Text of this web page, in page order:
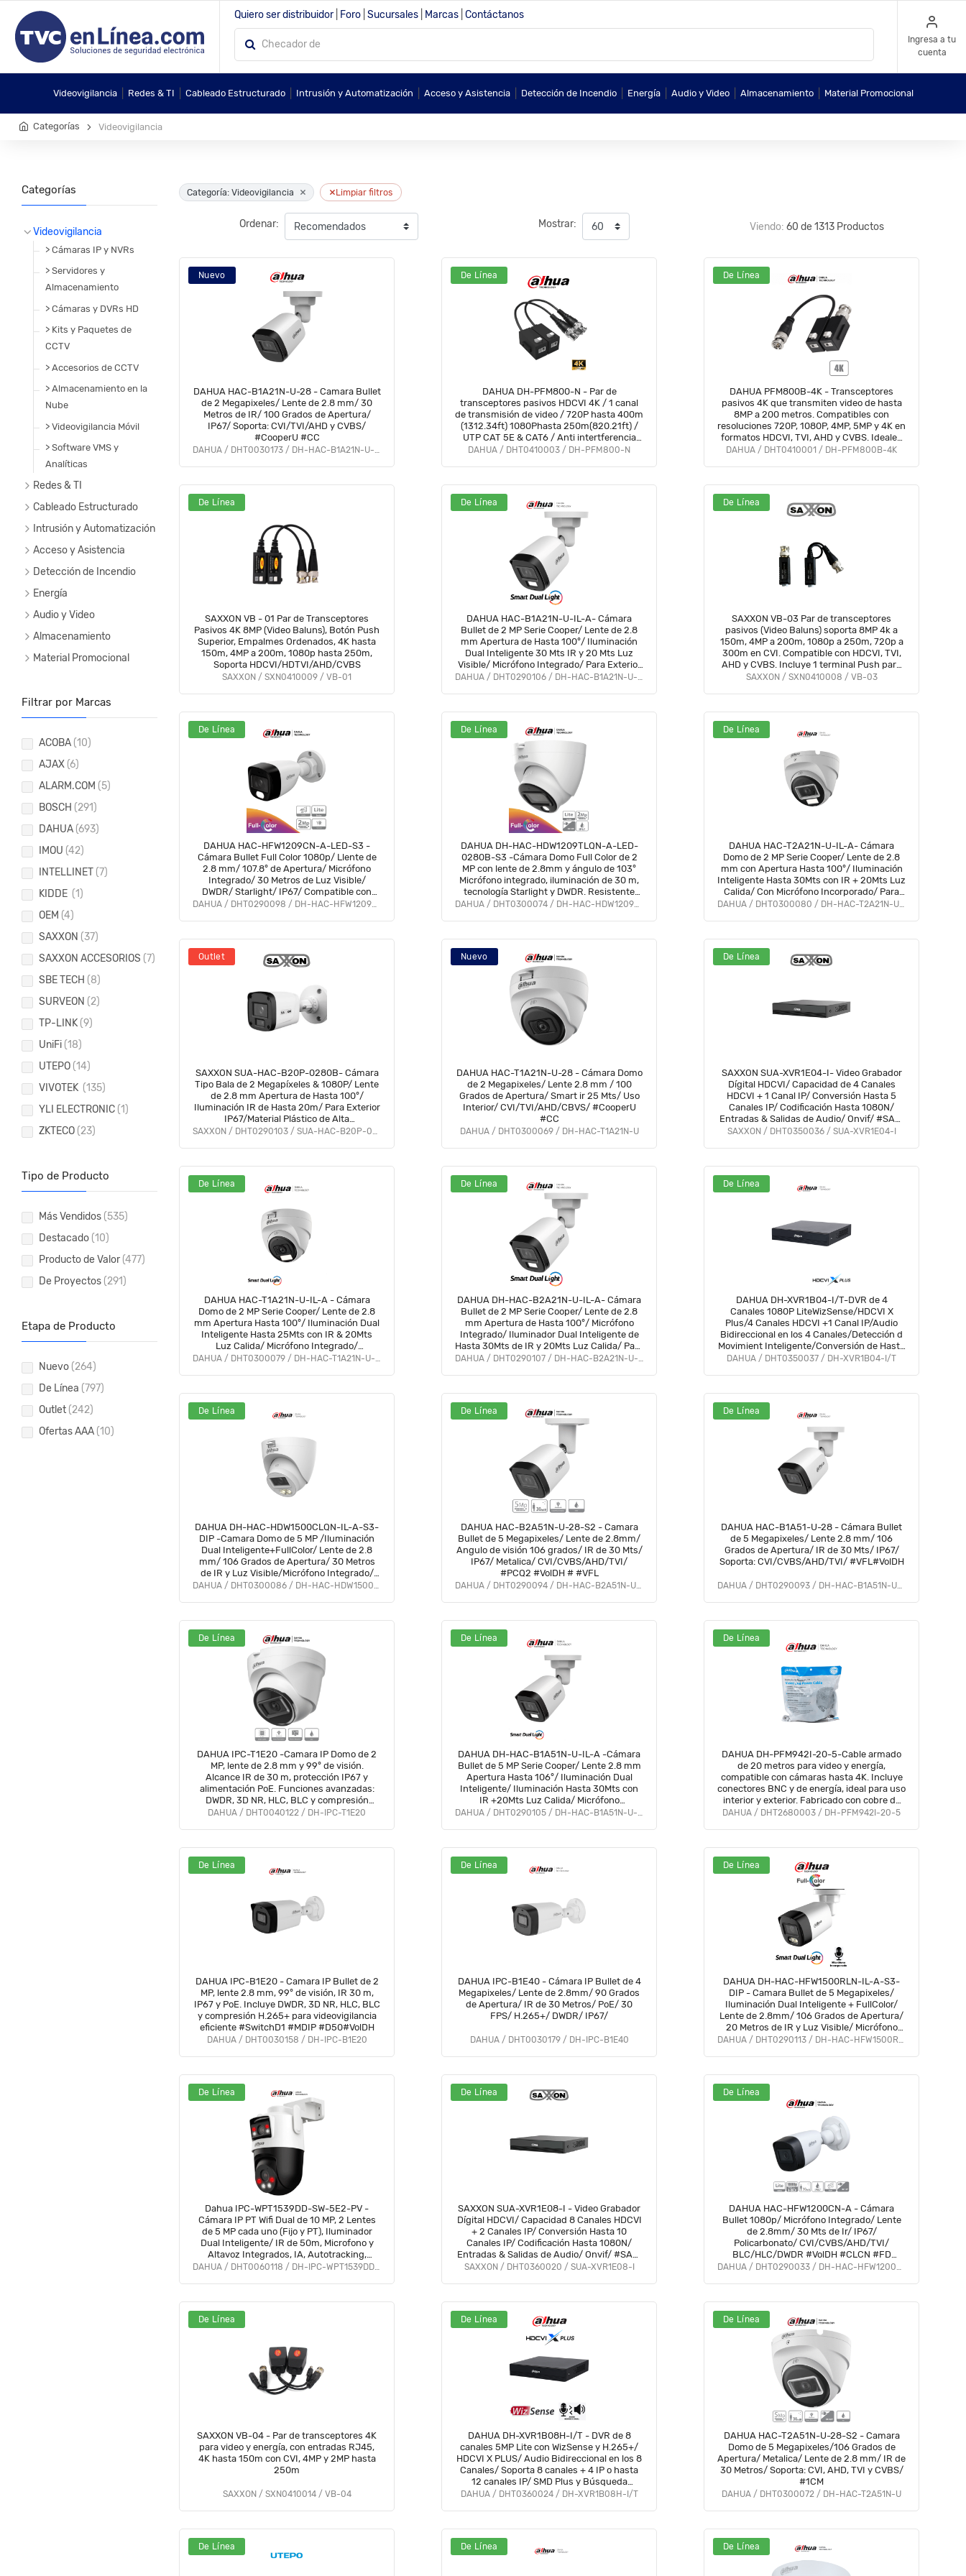
Quiero ser distribuidor Foro Sucursales Marcas Contáctanos
Ingresa a tu
cuenta
Videovigilancia Redes & TI Cableado Estructurado Intrusión y Automatización Acceso y Asistencia Detección de Incendio Energía Audio y Video Almacenamiento Material Promocional
Categorías Videovigilancia
Categoría: Videovigilancia × ×Limpiar filtros
Ordenar: Mostrar: Viendo:60 de 1313 Productos
Nuevo
DAHUA HAC-B1A21N-U-28 - Camara Bullet
de 2 Megapixeles/ Lente de 2.8 mm/ 30
Metros de IR/ 100 Grados de Apertura/
IP67/ Soporta: CVI/TVI/AHD y CVBS/
#CooperU #CC
DAHUA / DHT0030173 / DH-HAC-B1A21N-U-0280B
De Línea
DAHUA DH-PFM800-N - Par de
transceptores pasivos HDCVI 4K / 1 canal
de transmisión de video / 720P hasta 400m
(1312.34ft) 1080Phasta 250m(820.21ft) /
UTP CAT 5E & CAT6 / Anti intertferencia
hasta 60db / Compatible con formatos
DAHUA / DHT0410003 / DH-PFM800-N
De Línea
DAHUA PFM800B-4K - Transceptores
pasivos 4K que transmiten video de hasta
8MP a 200 metros. Compatibles con
resoluciones 720P, 1080P, 4MP, 5MP y 4K en
formatos HDCVI, TVI, AHD y CVBS. Ideales
para vigilancia en alta resolución y largas
DAHUA / DHT0410001 / DH-PFM800B-4K
De Línea
SAXXON VB - 01 Par de Transceptores
Pasivos 4K 8MP (Video Baluns), Botón Push
Superior, Empalmes Ordenados, 4K hasta
150m, 4MP a 200m, 1080p hasta 250m,
Soporta HDCVI/HDTVI/AHD/CVBS
SAXXON / SXN0410009 / VB-01
De Línea
DAHUA HAC-B1A21N-U-IL-A- Cámara
Bullet de 2 MP Serie Cooper/ Lente de 2.8
mm Apertura de Hasta 100°/ Iluminación
Dual Inteligente 30 Mts IR y 20 Mts Luz
Visible/ Micrófono Integrado/ Para Exterior
IP67#LoNuevo #OD #CD #OIM
DAHUA / DHT0290106 / DH-HAC-B1A21N-U-IL-A
De Línea
SAXXON VB-03 Par de transceptores
pasivos (Video Baluns) soporta 8MP 4k a
150m, 4MP a 200m, 1080p a 250m, 720p a
300m en CVI. Compatible con HDCVI, TVI,
AHD y CVBS. Incluye 1 terminal Push para
fácil conexión
SAXXON / SXN0410008 / VB-03
De Línea
DAHUA HAC-HFW1209CN-A-LED-S3 -
Cámara Bullet Full Color 1080p/ Llente de
2.8 mm/ 107.8° de Apertura/ Micrófono
Integrado/ 30 Metros de Luz Visible/
DWDR/ Starlight/ IP67/ Compatible con
CVI/AHD/CVBS/ #LoNuevo #M1 #AFULLDAHUA / DHT0290098 / DH-HAC-HFW1209CN-A-LED-S3
De Línea
DAHUA DH-HAC-HDW1209TLQN-A-LED-
0280B-S3 -Cámara Domo Full Color de 2
MP con lente de 2.8mm y ángulo de 103°
Micrófono integrado, iluminación de 30 m,
tecnología Starlight y DWDR. Resistente
con IP67, visión clara en baja luz #M1
DAHUA / DHT0300074 / DH-HAC-HDW1209TLQN-A-LED-S3
De Línea
DAHUA HAC-T2A21N-U-IL-A- Cámara
Domo de 2 MP Serie Cooper/ Lente de 2.8
mm con Apertura Hasta 100°/ Iluminación
Inteligente Hasta 30Mts con IR + 20Mts Luz
Calida/ Con Micrófono Incorporado/ Para
Exterior IP67/ Metal #OD #CD #ACOO
DAHUA / DHT0300080 / DH-HAC-T2A21N-U-IL-A
Outlet
SAXXON SUA-HAC-B20P-0280B- Cámara
Tipo Bala de 2 Megapíxeles & 1080P/ Lente
de 2.8 mm Apertura de Hasta 100°/
Iluminación IR de Hasta 20m/ Para Exterior
IP67/Material Plástico de Alta
Duración/Funcionamiento en Modos CVI &SAXXON / DHT0290103 / SUA-HAC-B20P-0280B
Nuevo
DAHUA HAC-T1A21N-U-28 - Cámara Domo
de 2 Megapixeles/ Lente 2.8 mm / 100
Grados de Apertura/ Smart ir 25 Mts/ Uso
Interior/ CVI/TVI/AHD/CBVS/ #CooperU
#CC
DAHUA / DHT0300069 / DH-HAC-T1A21N-U
De Línea
SAXXON SUA-XVR1E04-I- Video Grabador
Dígital HDCVI/ Capacidad de 4 Canales
HDCVI + 1 Canal IP/ Conversión Hasta 5
Canales IP/ Codificación Hasta 1080N/
Entradas & Salidas de Audio/ Onvif/ #SAXI
#SAGR #GSA #VolSX #SAXO
SAXXON / DHT0350036 / SUA-XVR1E04-I
De Línea
DAHUA HAC-T1A21N-U-IL-A - Cámara
Domo de 2 MP Serie Cooper/ Lente de 2.8
mm Apertura Hasta 100°/ Iluminación Dual
Inteligente Hasta 25Mts con IR & 20Mts
Luz Calida/ Micrófono Integrado/
Policarbonato/ #LoNuevo #OD #CD
DAHUA / DHT0300079 / DH-HAC-T1A21N-U-IL-A
De Línea
DAHUA DH-HAC-B2A21N-U-IL-A- Cámara
Bullet de 2 MP Serie Cooper/ Lente de 2.8
mm Apertura de Hasta 100°/ Micrófono
Integrado/ Iluminador Dual Inteligente de
Hasta 30Mts de IR y 20Mts Luz Calida/ Para
Exterior IP67/ Metálica/ #LoNuevo #OD DAHUA / DHT0290107 / DH-HAC-B2A21N-U-IL-A
De Línea
DAHUA DH-XVR1B04-I/T-DVR de 4
Canales 1080P LiteWizSense/HDCVI X
Plus/4 Canales HDCVI +1 Canal IP/Audio
Bidireccional en los 4 Canales/Detección d
Movimient Inteligente/Conversión de Hasta
5 Canals IP/Decodificación de Video Hasta
DAHUA / DHT0350037 / DH-XVR1B04-I/T
De Línea
DAHUA DH-HAC-HDW1500CLQN-IL-A-S3-
DIP -Camara Domo de 5 MP /Iluminación
Dual Inteligente+FullColor/ Lente de 2.8
mm/ 106 Grados de Apertura/ 30 Metros
de IR y Luz Visible/Micrófono Integrado/
IP67/ Soporta:
DAHUA / DHT0300086 / DH-HAC-HDW1500CLQN-IL-A-S3-DIP
De Línea
DAHUA HAC-B2A51N-U-28-S2 - Camara
Bullet de 5 Megapixeles/ Lente de 2.8mm/
Angulo de visión 106 grados/ IR de 30 Mts/
IP67/ Metalica/ CVI/CVBS/AHD/TVI/
#PCQ2 #VolDH # #VFL
DAHUA / DHT0290094 / DH-HAC-B2A51N-U-0280B-S2
De Línea
DAHUA HAC-B1A51-U-28 - Cámara Bullet
de 5 Megapixeles/ Lente 2.8 mm/ 106
Grados de Apertura/ IR de 30 Mts/ IP67/
Soporta: CVI/CVBS/AHD/TVI/ #VFL#VolDH
DAHUA / DHT0290093 / DH-HAC-B1A51N-U-0280B
De Línea
DAHUA IPC-T1E20 -Camara IP Domo de 2
MP, lente de 2.8 mm y 99° de visión.
Alcance IR de 30 m, protección IP67 y
alimentación PoE. Funciones avanzadas:
DWDR, 3D NR, HLC, BLC y compresión
H.265+ Ideal para videovigilancia
DAHUA / DHT0040122 / DH-IPC-T1E20
De Línea
DAHUA DH-HAC-B1A51N-U-IL-A -Cámara
Bullet de 5 MP Serie Cooper/ Lente 2.8 mm
Apertura Hasta 106°/ Iluminación Dual
Inteligente/ Iluminación Hasta 30Mts con
IR +20Mts Luz Calida/ Micrófono
Incorporado/ Plástico/ Para
DAHUA / DHT0290105 / DH-HAC-B1A51N-U-IL-A
De Línea
DAHUA DH-PFM942I-20-5-Cable armado
de 20 metros para video y energía,
compatible con cámaras hasta 4K. Incluye
conectores BNC y de energía, ideal para uso
interior y exterior. Fabricado con cobre de
alta pureza, soporta AHD, CVI, TVI, y CVBS.
DAHUA / DHT2680003 / DH-PFM942I-20-5
De Línea
DAHUA IPC-B1E20 - Camara IP Bullet de 2
MP, lente 2.8 mm, 99° de visión, IR 30 m,
IP67 y PoE. Incluye DWDR, 3D NR, HLC, BLC
y compresión H.265+ para videovigilancia
eficiente #SwitchD1 #MDIP #D50#VolDH
DAHUA / DHT0030158 / DH-IPC-B1E20
De Línea
DAHUA IPC-B1E40 - Cámara IP Bullet de 4
Megapixeles/ Lente de 2.8mm/ 90 Grados
de Apertura/ IR de 30 Metros/ PoE/ 30
FPS/ H.265+/ DWDR/ IP67/
DAHUA / DHT0030179 / DH-IPC-B1E40
De Línea
DAHUA DH-HAC-HFW1500RLN-IL-A-S3-
DIP - Camara Bullet de 5 Megapixeles/
Iluminación Dual Inteligente + FullColor/
Lente de 2.8mm/ 106 Grados de Apertura/
20 Metros de IR y Luz Visible/ Micrófono
Integrado/ IP67/ Soporta:
DAHUA / DHT0290113 / DH-HAC-HFW1500RLN-IL-A-S3-DIP
De Línea
Dahua IPC-WPT1539DD-SW-5E2-PV -
Cámara IP PT Wifi Dual de 10 MP, 2 Lentes
de 5 MP cada uno (Fijo y PT), Iluminador
Dual Inteligente/ IR de 50m, Microfono y
Altavoz Integrados, IA, Autotracking,
Disuación activa, Ranura MicroSD, IP66 DAHUA / DHT0060118 / DH-IPC-WPT1539DD-SW-5E2-PV
De Línea
SAXXON SUA-XVR1E08-I - Video Grabador
Dígital HDCVI/ Capacidad 8 Canales HDCVI
+ 2 Canales IP/ Conversión Hasta 10
Canales IP/ Codificación Hasta 1080N/
Entradas & Salidas de Audio/ Onvif/ #SAXI
#SAGR #GSA #VolSX #SAXO
SAXXON / DHT0360020 / SUA-XVR1E08-I
De Línea
DAHUA HAC-HFW1200CN-A - Cámara
Bullet 1080p/ Micrófono Integrado/ Lente
de 2.8mm/ 30 Mts de Ir/ IP67/
Policarbonato/ CVI/CVBS/AHD/TVI/
BLC/HLC/DWDR #VolDH #CLCN #FD
#DMIP
DAHUA / DHT0290033 / DH-HAC-HFW1200CN-A-0280B-S5
De Línea
SAXXON VB-04 - Par de transceptores 4K
para video y energía, con entradas RJ45,
4K hasta 150m con CVI, 4MP y 2MP hasta
250m
SAXXON / SXN0410014 / VB-04
De Línea
DAHUA DH-XVR1B08H-I/T - DVR de 8
canales 5MP Lite con WizSense y H.265+/
HDCVI X PLUS/ Audio Bidireccional en los 8
Canales/ Soporta 8 canales + 4 IP o hasta
12 canales IP/ SMD Plus y Búsqueda
inteligente de Humanos y Vehículos/
DAHUA / DHT0360024 / DH-XVR1B08H-I/T
De Línea
DAHUA HAC-T2A51N-U-28-S2 - Camara
Domo de 5 Megapixeles/106 Grados de
Apertura/ Metalica/ Lente de 2.8 mm/ IR de
30 Metros/ Soporta: CVI, AHD, TVI y CVBS/
#1CM
DAHUA / DHT0300072 / DH-HAC-T2A51N-U
De Línea De Línea De Línea
Categorías
Videovigilancia
> Cámaras IP y NVRs
> Servidores y
Almacenamiento
> Cámaras y DVRs HD
> Kits y Paquetes de
CCTV
> Accesorios de CCTV
> Almacenamiento en la
Nube
> Videovigilancia Móvil
> Software VMS y
Analíticas
Redes & TI
Cableado Estructurado
Intrusión y Automatización
Acceso y Asistencia
Detección de Incendio
Energía
Audio y Video
Almacenamiento
Material Promocional
Filtrar por Marcas
ACOBA (10)
AJAX (6)
ALARM.COM (5)
BOSCH (291)
DAHUA (693)
IMOU (42)
INTELLINET (7)
KIDDE (1)
OEM (4)
SAXXON (37)
SAXXON ACCESORIOS (7)
SBE TECH (8)
SURVEON (2)
TP-LINK (9)
UniFi (18)
UTEPO (14)
VIVOTEK (135)
YLI ELECTRONIC (1)
ZKTECO (23)
Tipo de Producto
Más Vendidos (535)
Destacado (10)
Producto de Valor (477)
De Proyectos (291)
Etapa de Producto
Nuevo (264)
De Línea (797)
Outlet (242)
Ofertas AAA (10)